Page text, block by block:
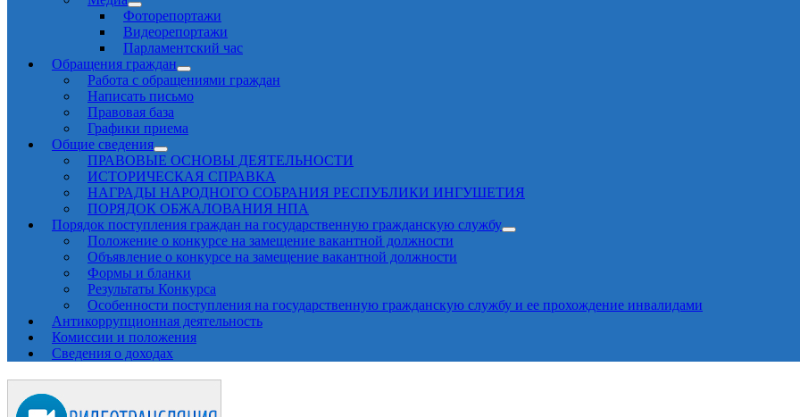
Фоторепортажи
Видеорепортажи
Парламентский час
Обращения граждан
Работа с обращениями граждан
Написать письмо
Правовая база
Графики приема
Общие сведения
ПРАВОВЫЕ ОСНОВЫ ДЕЯТЕЛЬНОСТИ
ИСТОРИЧЕСКАЯ СПРАВКА
НАГРАДЫ НАРОДНОГО СОБРАНИЯ РЕСПУБЛИКИ ИНГУШЕТИЯ
ПОРЯДОК ОБЖАЛОВАНИЯ НПА
Порядок поступления граждан на государственную гражданскую службу
Положение о конкурсе на замещение вакантной должности
Объявление о конкурсе на замещение вакантной должности
Формы и бланки
Результаты Конкурса
Особенности поступления на государственную гражданскую службу и ее прохождение инвалидами
Антикоррупционная деятельность
Комиссии и положения
Сведения о доходах